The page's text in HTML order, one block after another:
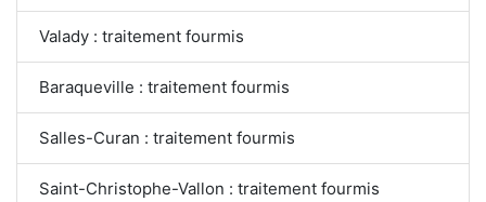
Valady : traitement fourmis
Baraqueville : traitement fourmis
Salles-Curan : traitement fourmis
Saint-Christophe-Vallon : traitement fourmis